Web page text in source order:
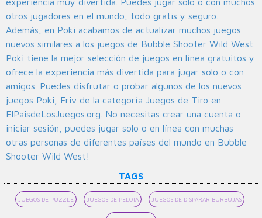
otros jugadores en el mundo, todo gratis y seguro.
Además, en Poki acabamos de actualizar muchos juegos
nuevos similares a los juegos de Bubble Shooter Wild West.
Poki tiene la mejor selección de juegos en línea gratuitos y
ofrece la experiencia más divertida para jugar solo o con
amigos. Puedes disfrutar o probar algunos de los nuevos
juegos Poki, Friv de la categoría Juegos de Tiro en
ElPaisdeLosJuegos.org. No necesitas crear una cuenta o
iniciar sesión, puedes jugar solo o en línea con muchas
otras personas de diferentes países del mundo en Bubble
Shooter Wild West!
TAGS
JUEGOS DE PUZZLE JUEGOS DE PELOTA JUEGOS DE DISPARAR BURBUJAS